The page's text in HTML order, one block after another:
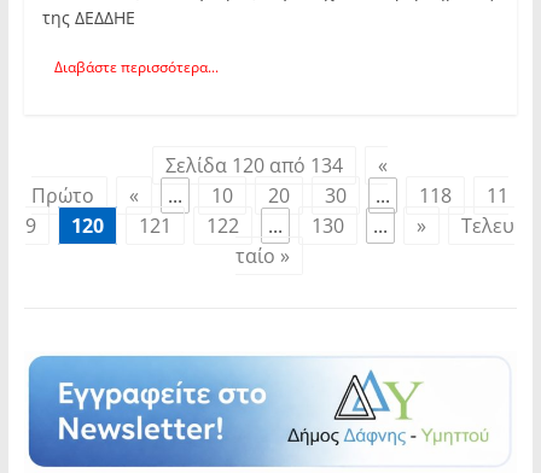
της ΔΕΔΔΗΕ
Διαβάστε περισσότερα...
Σελίδα 120 από 134
«
Πρώτο
« ... 10 20 30 ... 118
11
9
120 121 122 ... 130 ... »
Τελευ
ταίο »